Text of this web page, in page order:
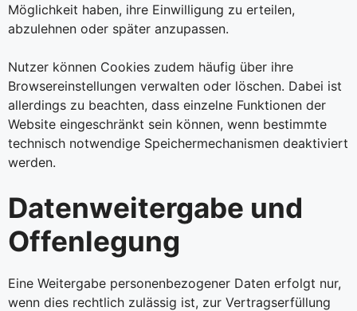
Möglichkeit haben, ihre Einwilligung zu erteilen,
abzulehnen oder später anzupassen.
Nutzer können Cookies zudem häufig über ihre
Browsereinstellungen verwalten oder löschen. Dabei ist
allerdings zu beachten, dass einzelne Funktionen der
Website eingeschränkt sein können, wenn bestimmte
technisch notwendige Speichermechanismen deaktiviert
werden.
Datenweitergabe und
Offenlegung
Eine Weitergabe personenbezogener Daten erfolgt nur,
wenn dies rechtlich zulässig ist, zur Vertragserfüllung